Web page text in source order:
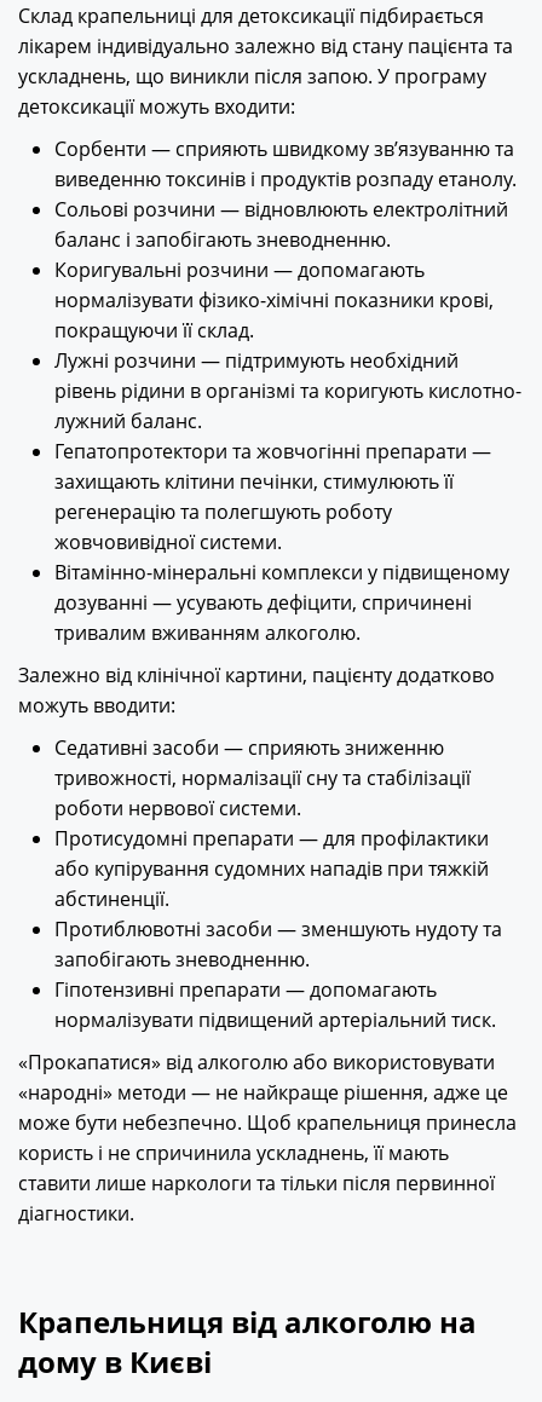
Склад крапельниці для детоксикації підбирається
лікарем індивідуально залежно від стану пацієнта та
ускладнень, що виникли після запою. У програму
детоксикації можуть входити:
Сорбенти — сприяють швидкому зв’язуванню та
виведенню токсинів і продуктів розпаду етанолу.
Сольові розчини — відновлюють електролітний
баланс і запобігають зневодненню.
Коригувальні розчини — допомагають
нормалізувати фізико-хімічні показники крові,
покращуючи її склад.
Лужні розчини — підтримують необхідний
рівень рідини в організмі та коригують кислотно-
лужний баланс.
Гепатопротектори та жовчогінні препарати —
захищають клітини печінки, стимулюють її
регенерацію та полегшують роботу
жовчовивідної системи.
Вітамінно-мінеральні комплекси у підвищеному
дозуванні — усувають дефіцити, спричинені
тривалим вживанням алкоголю.
Залежно від клінічної картини, пацієнту додатково
можуть вводити:
Седативні засоби — сприяють зниженню
тривожності, нормалізації сну та стабілізації
роботи нервової системи.
Протисудомні препарати — для профілактики
або купірування судомних нападів при тяжкій
абстиненції.
Протиблювотні засоби — зменшують нудоту та
запобігають зневодненню.
Гіпотензивні препарати — допомагають
нормалізувати підвищений артеріальний тиск.
«Прокапатися» від алкоголю або використовувати
«народні» методи — не найкраще рішення, адже це
може бути небезпечно. Щоб крапельниця принесла
користь і не спричинила ускладнень, її мають
ставити лише наркологи та тільки після первинної
діагностики.
Крапельниця від алкоголю на
дому в Києві